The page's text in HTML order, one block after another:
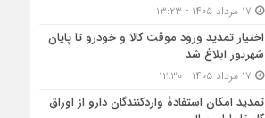
اختیار تمدید ورود موقت کالا و خودرو تا پایان
شهریور ابلاغ شد
تمدید امکان استفادۀ واردکنندگان دارو از اوراق